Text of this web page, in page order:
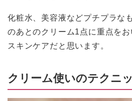
化粧水、美容液などプチプラな
のあとのクリーム1点に重点を
スキンケアだと思います。
クリーム使いのテクニ